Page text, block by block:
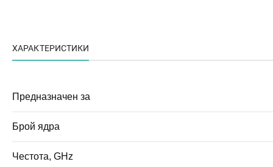
ХАРАКТЕРИСТИКИ
Предназначен за
Брой ядра
Честота, GHz